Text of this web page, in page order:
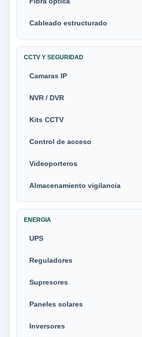
Cableado estructurado
CCTV Y SEGURIDAD
Camaras IP
NVR / DVR
Kits CCTV
Control de acceso
Videoporteros
Almacenamiento vigilancia
ENERGIA
UPS
Reguladores
Supresores
Paneles solares
Inversores